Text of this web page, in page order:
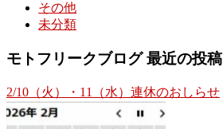
その他
未分類
モトフリークブログ 最近の投稿
2/10（火）・11（水）連休のおしらせ